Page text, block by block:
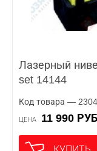
Лазерный
set 14144
Код товара —
ЦЕНА 11 990